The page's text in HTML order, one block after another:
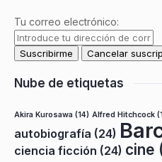
Tu correo electrónico:
Nube de etiquetas
Akira Kurosawa (14) Alfred Hitchcock
autobiografía (24)
ciencia ficción (24) cine